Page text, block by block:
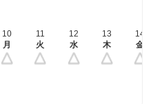
10
月
11
火
12
水
13
木
14
金